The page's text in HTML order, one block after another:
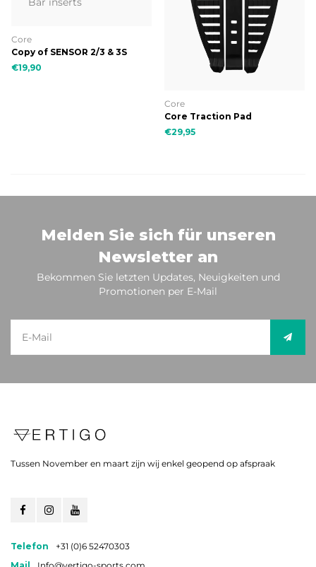
Core
Copy of SENSOR 2/3 & 3S
Exchangable Bar inserts
€19,90
Core
Core Traction Pad
€29,95
Melden Sie sich für unseren
Newsletter an
Bekommen Sie letzten Updates, Neuigkeiten und
Promotionen per E-Mail
Tussen November en maart zijn wij enkel geopend op afspraak
Telefon
+31 (0)6 52470303